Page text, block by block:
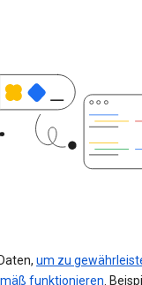
um zu
funktionieren .